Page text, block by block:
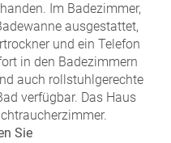
Im Badezimmer,
ausgestattet,
und ein Telefon
in den Badezimmern
auch rollstuhlgerechte
verfügbar. Das Haus
Sie